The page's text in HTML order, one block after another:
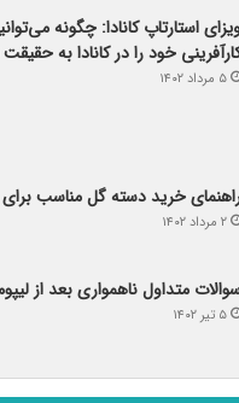
استارتاپ کانادا: چگونه
خود را در کانادا به
۵ مرداد ۱۴۰۲
خرید دسته گل مناسب
۲ مرداد ۱۴۰۲
متداول ناهمواری بعد از
۵ تیر ۱۴۰۲